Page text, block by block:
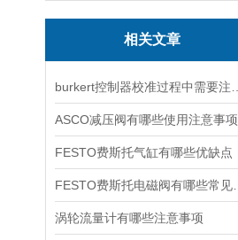
相关文章
ASCO减压阀有哪些使用注意事项
FESTO费斯托气缸有哪些优缺点
涡轮流量计有哪些注意事项